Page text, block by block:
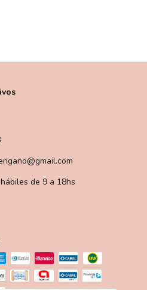
de 9 a 18hs